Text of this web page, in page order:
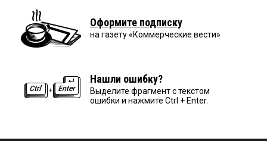
Оформите подписку
на газету «Коммерческие вести»
Нашли ошибку?
Выделите фрагмент с текстом
ошибки и нажмите Ctrl + Enter.